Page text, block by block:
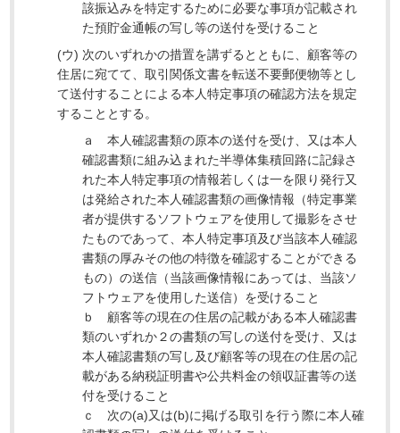
該振込みを特定するために必要な事項が記載され
た預貯金通帳の写し等の送付を受けること
(ウ) 次のいずれかの措置を講ずるとともに、顧客等の
住居に宛てて、取引関係文書を転送不要郵便物等とし
て送付することによる本人特定事項の確認方法を規定
することとする。
ａ 本人確認書類の原本の送付を受け、又は本人
確認書類に組み込まれた半導体集積回路に記録さ
れた本人特定事項の情報若しくは一を限り発行又
は発給された本人確認書類の画像情報（特定事業
者が提供するソフトウェアを使用して撮影をさせ
たものであって、本人特定事項及び当該本人確認
書類の厚みその他の特徴を確認することができる
もの）の送信（当該画像情報にあっては、当該ソ
フトウェアを使用した送信）を受けること
ｂ 顧客等の現在の住居の記載がある本人確認書
類のいずれか２の書類の写しの送付を受け、又は
本人確認書類の写し及び顧客等の現在の住居の記
載がある納税証明書や公共料金の領収証書等の送
付を受けること
ｃ 次の(a)又は(b)に掲げる取引を行う際に本人確